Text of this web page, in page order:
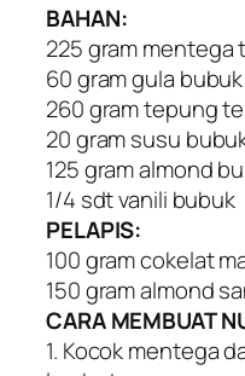
BAHAN:
225 gram mentega
60 gram gula bubuk
260 gram tepung
20 gram susu
125 gram almond
1/4 sdt vanili bubuk
PELAPIS:
100 gram cokelat
150 gram almond
CARA MEMBUAT
1. Kocok mentega